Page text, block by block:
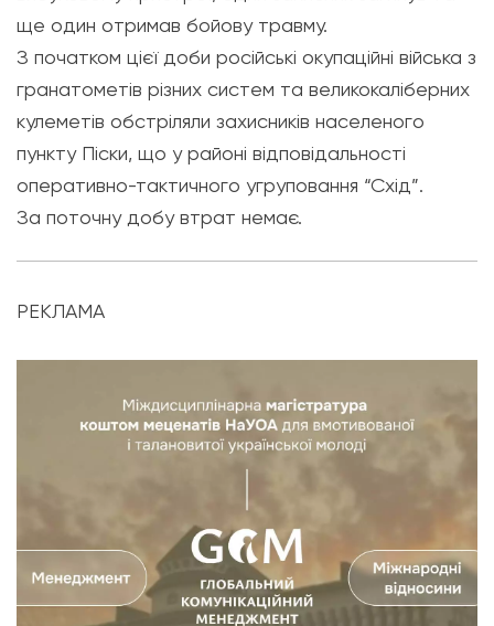
ще один отримав бойову травму.
З початком цієї доби російські окупаційні війська з
гранатометів різних систем та великокаліберних
кулеметів обстріляли захисників населеного
пункту Піски, що у районі відповідальності
оперативно-тактичного угруповання “Схід”.
За поточну добу втрат немає.
РЕКЛАМА